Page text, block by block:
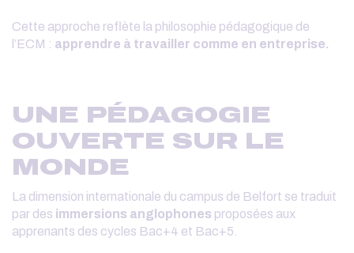
Cette approche reflète la philosophie pédagogique de
l’ECM : apprendre à travailler comme en entreprise.
UNE PÉDAGOGIE
OUVERTE SUR LE
MONDE
La dimension internationale du campus de Belfort se traduit
par des immersions anglophones proposées aux
apprenants des cycles Bac+4 et Bac+5.